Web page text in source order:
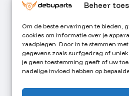
Beheer
Om de beste ervaringen te bieden,
cookies om informatie over je
raadplegen. Door in te stemmen
gegevens zoals surfgedrag of
je geen toestemming geeft of uw
nadelige invloed hebben op
053 - 234 00 90
info@debuparts.nl